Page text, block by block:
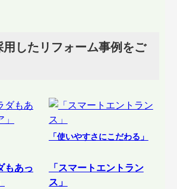
したリフォーム事例をご
もあっ
「使いやすさにこだわる」
「スマートエントラン
ス」